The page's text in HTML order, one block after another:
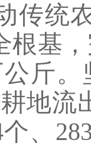
传统
根基
斤。
地流
个、